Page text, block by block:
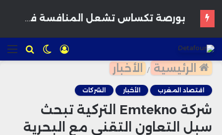
للبحث الوضع
المظلم
تسجيل
الدخول
الرئيسية / الأخبار
اقتصاد المغرب الأخبار الشركات
شركة Emtekno التركية تبحث
سبل التعاون التقني مع البحرية